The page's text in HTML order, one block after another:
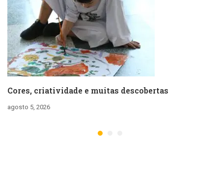
Cores, criatividade e muitas descobertas
agosto 5, 2026